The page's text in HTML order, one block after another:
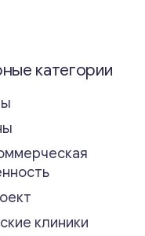
категории
клиники